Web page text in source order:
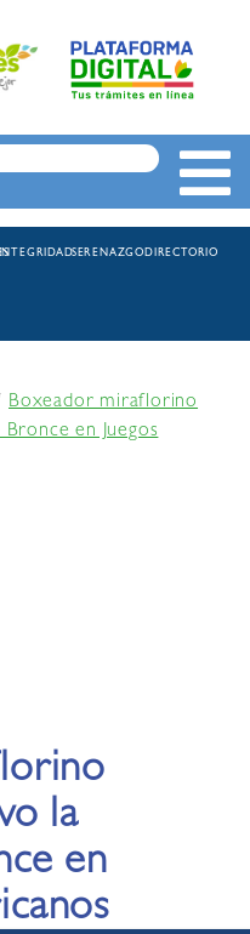
SERENAZGODIRECTORIO
Boxeador miraflorino
en Juegos
la
en